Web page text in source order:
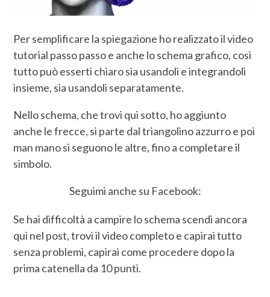
Per semplificare la spiegazione ho realizzato il video
tutorial passo passo e anche lo schema grafico, così
tutto può esserti chiaro sia usandoli e integrandoli
insieme, sia usandoli separatamente.
Nello schema, che trovi qui sotto, ho aggiunto
anche le frecce, si parte dal triangolino azzurro e poi
man mano si seguono le altre, fino a completare il
simbolo.
Seguimi anche su Facebook:
Se hai difficoltà a campire lo schema scendi ancora
qui nel post, trovi il video completo e capirai tutto
senza problemi, capirai come procedere dopo la
prima catenella da 10 punti.